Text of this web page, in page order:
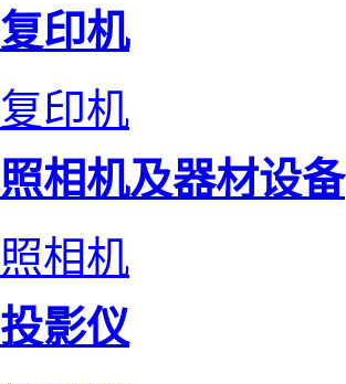
复印机
复印机
照相机及器材设备
照相机
投影仪